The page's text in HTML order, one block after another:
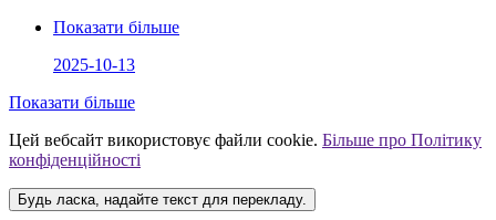
Показати більше
2025-10-13
Показати більше
Цей вебсайт використовує файли cookie. Більше про Політику
конфіденційності
Будь ласка, надайте текст для перекладу.